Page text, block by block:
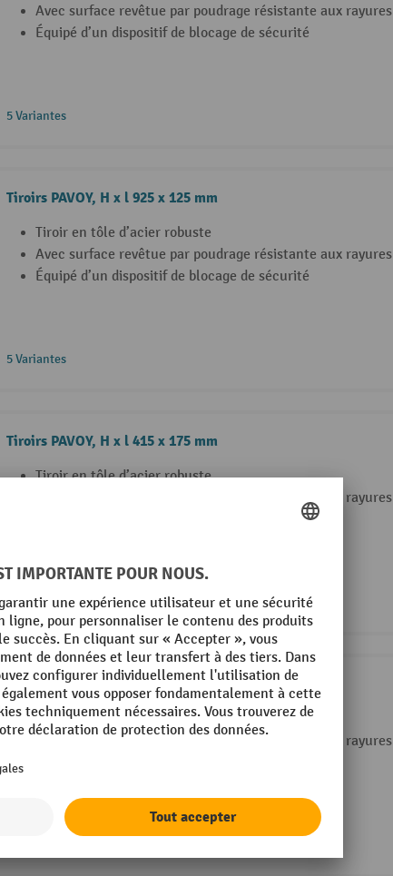
Avec surface revêtue par poudrage résistante aux rayures
Équipé d’un dispositif de blocage de sécurité
5 Variantes
Tiroirs PAVOY, H x l 925 x 125 mm
Tiroir en tôle d’acier robuste
Avec surface revêtue par poudrage résistante aux rayures
Équipé d’un dispositif de blocage de sécurité
5 Variantes
Tiroirs PAVOY, H x l 415 x 175 mm
Tiroir en tôle d’acier robuste
Avec surface revêtue par poudrage résistante aux rayures
Équipé d’un dispositif de blocage de sécurité
5 Variantes
Tiroirs PAVOY, H x l 925 x 175 mm
Tiroir en tôle d’acier robuste
Avec surface revêtue par poudrage résistante aux rayures